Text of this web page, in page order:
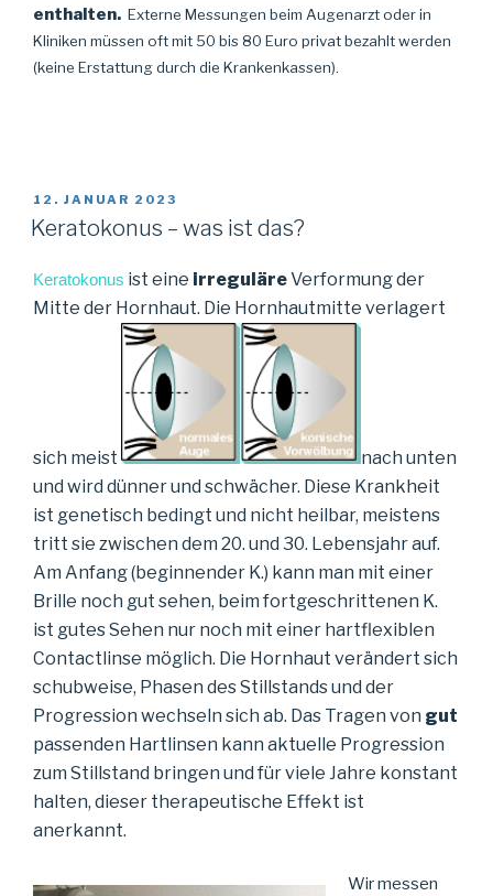
enthalten. Externe Messungen beim Augenarzt oder in
Kliniken müssen oft mit 50 bis 80 Euro privat bezahlt werden
(keine Erstattung durch die Krankenkassen).
VERÖFFENTLICHT
AM
12. JANUAR 2023
Keratokonus – was ist das?
Keratokonus ist eine irreguläreVerformung der
Mitte der Hornhaut. Die Hornhautmitte verlagert
sich meist
nach unten
und wird dünner und schwächer. Diese Krankheit
ist genetisch bedingt und nicht heilbar, meistens
tritt sie zwischen dem 20. und 30. Lebensjahr auf.
Am Anfang (beginnender K.) kann man mit einer
Brille noch gut sehen, beim fortgeschrittenen K.
ist gutes Sehen nur noch mit einer hartflexiblen
Contactlinse möglich. Die Hornhaut verändert sich
schubweise, Phasen des Stillstands und der
Progression wechseln sich ab. Das Tragen von gut
passenden Hartlinsen kann aktuelle Progression
zum Stillstand bringen und für viele Jahre konstant
halten, dieser therapeutische Effekt ist
anerkannt.
Wir messen